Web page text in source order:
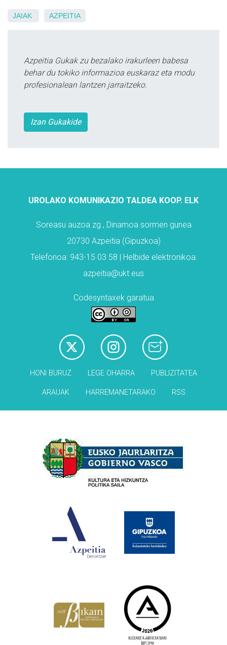
JAIAK AZPEITIA
Azpeitia Gukak zu bezalako irakurleen babesa
behar du tokiko informazioa euskaraz eta modu
profesionalean lantzen jarraitzeko.
Izan Gukakide
UROLAKO KOMUNIKAZIO TALDEA KOOP. ELK
Soreasu auzoa zg., Dinamoa sormen gunea
20730 Azpeitia (Gipuzkoa)
Telefonoa: 943-15 03 58 | Helbide elektronikoa:
azpeitia@ukt.eus
Codesyntaxek garatua
HONI BURUZ LEGE OHARRA PUBLIZITATEA
ARAUAK HARREMANETARAKO RSS